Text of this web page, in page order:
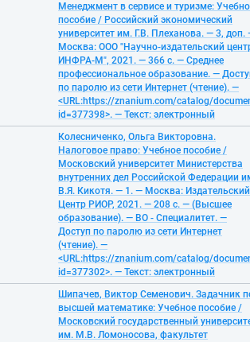
Менеджмент в сервисе и туризме:
пособие / Российский экономический
университет им. Г.В. Плеханова. — 3, доп.
Москва: ООО "Научно-издательский
ИНФРА-М", 2021. — 366 с. — Среднее
профессиональное образование. —
по паролю из сети Интернет (чтение). —
<URL:https://znanium.com/catalog/
id=377398>. — Текст: электронный
Колесниченко, Ольга Викторовна.
Налоговое право: Учебное пособие /
Московский университет Министерства
внутренних дел Российской Федерации
В.Я. Кикотя. — 1. — Москва: Издательский
Центр РИОР, 2021. — 208 с. — (Высшее
образование). — ВО - Специалитет. —
Доступ по паролю из сети Интернет
(чтение). —
<URL:https://znanium.com/catalog/
id=377302>. — Текст: электронный
Шипачев, Виктор Семенович. Задачник
высшей математике: Учебное пособие /
Московский государственный
им. М.В. Ломоносова, факультет